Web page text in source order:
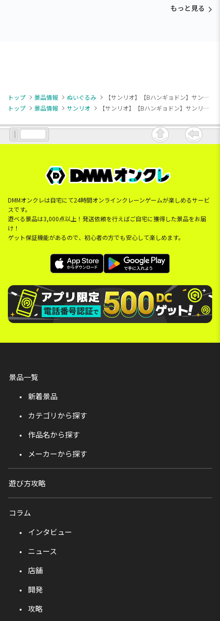
もっと見る
トップ 景品情報 ぬいぐるみ
【サンリオ】【Bハンギョドン】サンリオキャラクターズ さんさんぴくにっく！ドールBIGタイプ2
トップ
景品情報 サンリオ 【サンリオ】【Bハンギョドン】サンリオキャラクターズ さんさんぴくにっく！ドールBIGタイプ2
DMMオンクレは自宅にて24時間オンラインクレーンゲームが楽しめるサービ
スです。
遊べる景品は3,000点以上！発送依頼を行えばご自宅に獲得した景品をお届
け！
ゲット保証機能があるので、初心者の方でも安心して楽しめます。
景品一覧
新着景品
カテゴリから探す
作品名から探す
メーカーから探す
遊び方攻略
コラム
インタビュー
ニュース
店舗
開発
攻略